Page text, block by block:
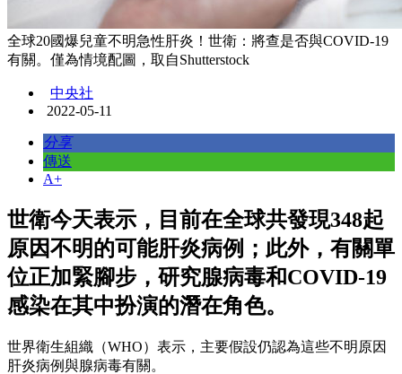
全球20國爆兒童不明急性肝炎！世衛：將查是否與COVID-19
有關。僅為情境配圖，取自Shutterstock
中央社
2022-05-11
分享
傳送
A+
世衛今天表示，目前在全球共發現348起
原因不明的可能肝炎病例；此外，有關單
位正加緊腳步，研究腺病毒和COVID-19
感染在其中扮演的潛在角色。
世界衛生組織（WHO）表示，主要假設仍認為這些不明原因
肝炎病例與腺病毒有關。